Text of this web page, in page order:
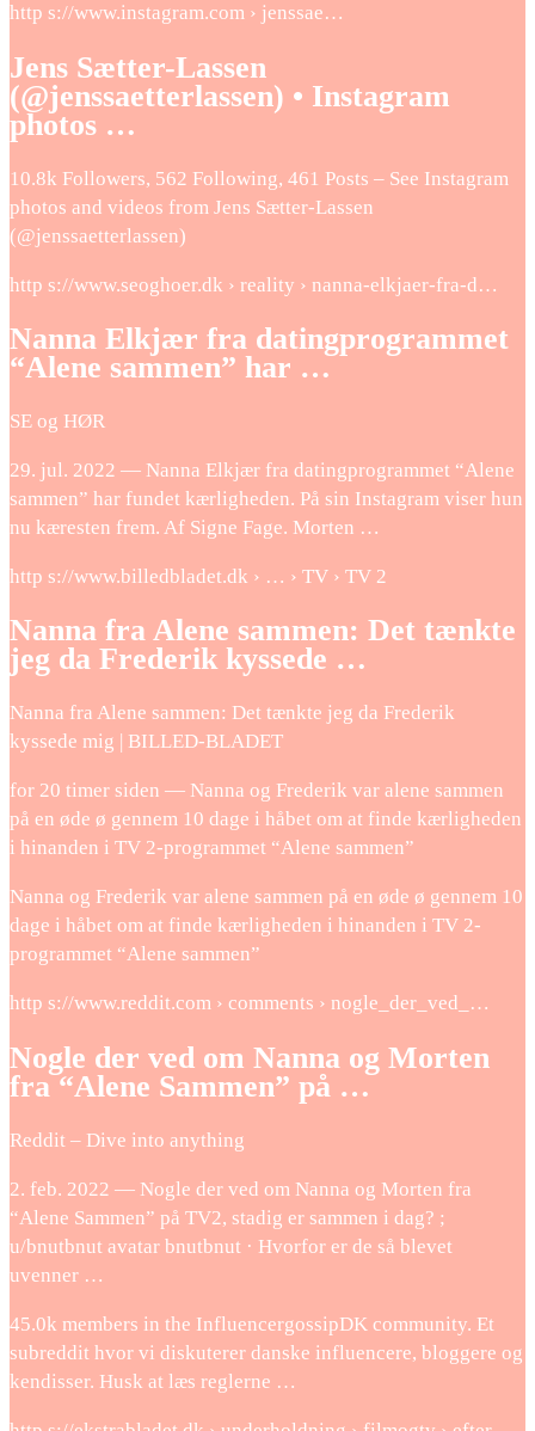
http s://www.instagram.com › jenssae…
Jens Sætter-Lassen
(@jenssaetterlassen) • Instagram
photos …
10.8k Followers, 562 Following, 461 Posts – See Instagram
photos and videos from Jens Sætter-Lassen
(@jenssaetterlassen)
http s://www.seoghoer.dk › reality › nanna-elkjaer-fra-d…
Nanna Elkjær fra datingprogrammet
“Alene sammen” har …
SE og HØR
29. jul. 2022 — Nanna Elkjær fra datingprogrammet “Alene
sammen” har fundet kærligheden. På sin Instagram viser hun
nu kæresten frem. Af Signe Fage. Morten …
http s://www.billedbladet.dk › … › TV › TV 2
Nanna fra Alene sammen: Det tænkte
jeg da Frederik kyssede …
Nanna fra Alene sammen: Det tænkte jeg da Frederik
kyssede mig | BILLED-BLADET
for 20 timer siden — Nanna og Frederik var alene sammen
på en øde ø gennem 10 dage i håbet om at finde kærligheden
i hinanden i TV 2-programmet “Alene sammen”
Nanna og Frederik var alene sammen på en øde ø gennem 10
dage i håbet om at finde kærligheden i hinanden i TV 2-
programmet “Alene sammen”
http s://www.reddit.com › comments › nogle_der_ved_…
Nogle der ved om Nanna og Morten
fra “Alene Sammen” på …
Reddit – Dive into anything
2. feb. 2022 — Nogle der ved om Nanna og Morten fra
“Alene Sammen” på TV2, stadig er sammen i dag? ;
u/bnutbnut avatar bnutbnut · Hvorfor er de så blevet
uvenner …
45.0k members in the InfluencergossipDK community. Et
subreddit hvor vi diskuterer danske influencere, bloggere og
kendisser. Husk at læs reglerne …